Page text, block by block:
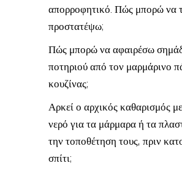
απορροφητικό. Πώς μπορώ να
προστατέψω;
Πώς μπορώ να αφαιρέσω
ποτηριού από τον μαρμάρινο
κουζίνας;
Αρκεί ο αρχικός καθαρισμός
νερό για τα μάρμαρα ή τα
την τοποθέτηση τους, πριν
σπίτι;